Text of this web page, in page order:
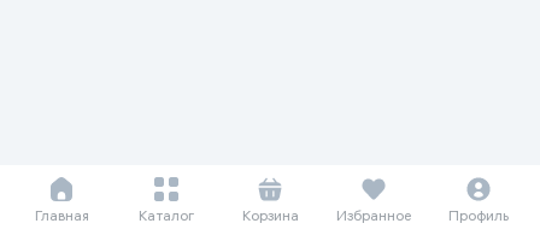
Главная Каталог Корзина Избранное Профиль